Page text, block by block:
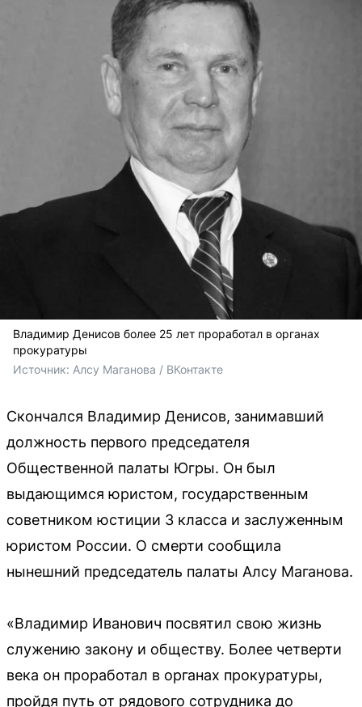
Владимир Денисов более 25 лет проработал в органах
прокуратуры
Источник: Алсу Маганова / ВКонтакте
Скончался Владимир Денисов, занимавший
должность первого председателя
Общественной палаты Югры. Он был
выдающимся юристом, государственным
советником юстиции 3 класса и заслуженным
юристом России. О смерти сообщила
нынешний председатель палаты Алсу Маганова.
«Владимир Иванович посвятил свою жизнь
служению закону и обществу. Более четверти
века он проработал в органах прокуратуры,
пройдя путь от рядового сотрудника до